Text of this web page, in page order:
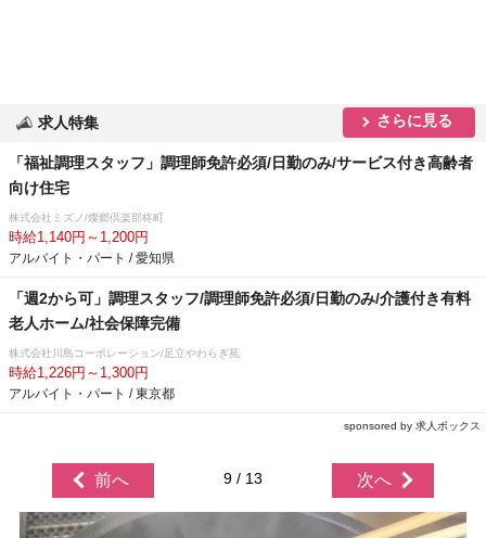
求人特集 さらに見る
「福祉調理スタッフ」調理師免許必須/日勤のみ/サービス付き高齢者
向け住宅
株式会社ミズノ/燦郷倶楽部柊町
時給1,140円～1,200円
アルバイト・パート / 愛知県
「週2から可」調理スタッフ/調理師免許必須/日勤のみ/介護付き有料
老人ホーム/社会保障完備
株式会社川島コーポレーション/足立やわらぎ苑
時給1,226円～1,300円
アルバイト・パート / 東京都
sponsored by 求人ボックス
前へ 9 / 13 次へ